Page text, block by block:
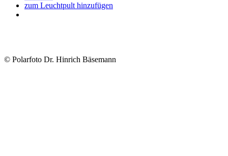
zum Leuchtpult hinzufügen
© Polarfoto Dr. Hinrich Bäsemann